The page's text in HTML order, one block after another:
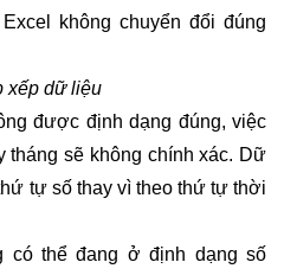
không chuyển đổi đúng
xếp dữ liệu
được định dạng đúng, việc
tháng sẽ không chính xác. Dữ
tự số thay vì theo thứ tự thời
có thể đang ở định dạng số